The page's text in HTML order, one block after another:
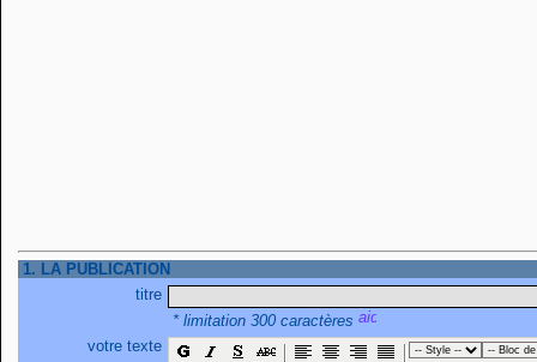
1. LA PUBLICATION
titre
* limitation 300 caractères
votre texte